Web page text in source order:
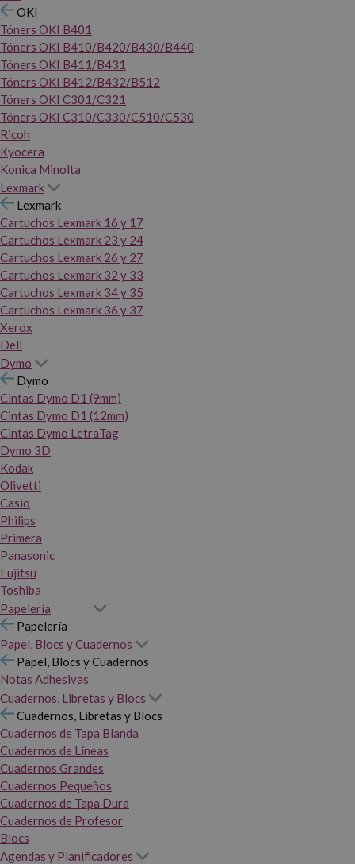
OKI
Tóners OKI B401
Tóners OKI B410/B420/B430/B440
Tóners OKI B411/B431
Tóners OKI B412/B432/B512
Tóners OKI C301/C321
Tóners OKI C310/C330/C510/C530
Ricoh
Kyocera
Konica Minolta
Lexmark
Lexmark
Cartuchos Lexmark 16 y 17
Cartuchos Lexmark 23 y 24
Cartuchos Lexmark 26 y 27
Cartuchos Lexmark 32 y 33
Cartuchos Lexmark 34 y 35
Cartuchos Lexmark 36 y 37
Xerox
Dell
Dymo
Dymo
Cintas Dymo D1 (9mm)
Cintas Dymo D1 (12mm)
Cintas Dymo LetraTag
Dymo 3D
Kodak
Olivetti
Casio
Philips
Primera
Panasonic
Fujitsu
Toshiba
Papelería
Papelería
Papel, Blocs y Cuadernos
Papel, Blocs y Cuadernos
Notas Adhesivas
Cuadernos, Libretas y Blocs
Cuadernos, Libretas y Blocs
Cuadernos de Tapa Blanda
Cuadernos de Líneas
Cuadernos Grandes
Cuadernos Pequeños
Cuadernos de Tapa Dura
Cuadernos de Profesor
Blocs
Agendas y Planificadores